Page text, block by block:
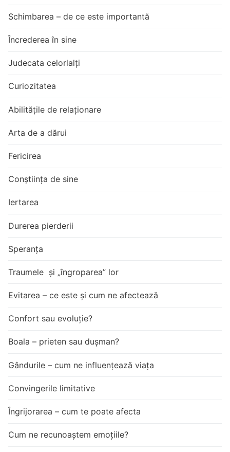
Schimbarea – de ce este importantă
Încrederea în sine
Judecata celorlalți
Curiozitatea
Abilitățile de relaționare
Arta de a dărui
Fericirea
Conștiința de sine
Iertarea
Durerea pierderii
Speranța
Traumele și „îngroparea” lor
Evitarea – ce este și cum ne afectează
Confort sau evoluție?
Boala – prieten sau dușman?
Gândurile – cum ne influențează viața
Convingerile limitative
Îngrijorarea – cum te poate afecta
Cum ne recunoaștem emoțiile?